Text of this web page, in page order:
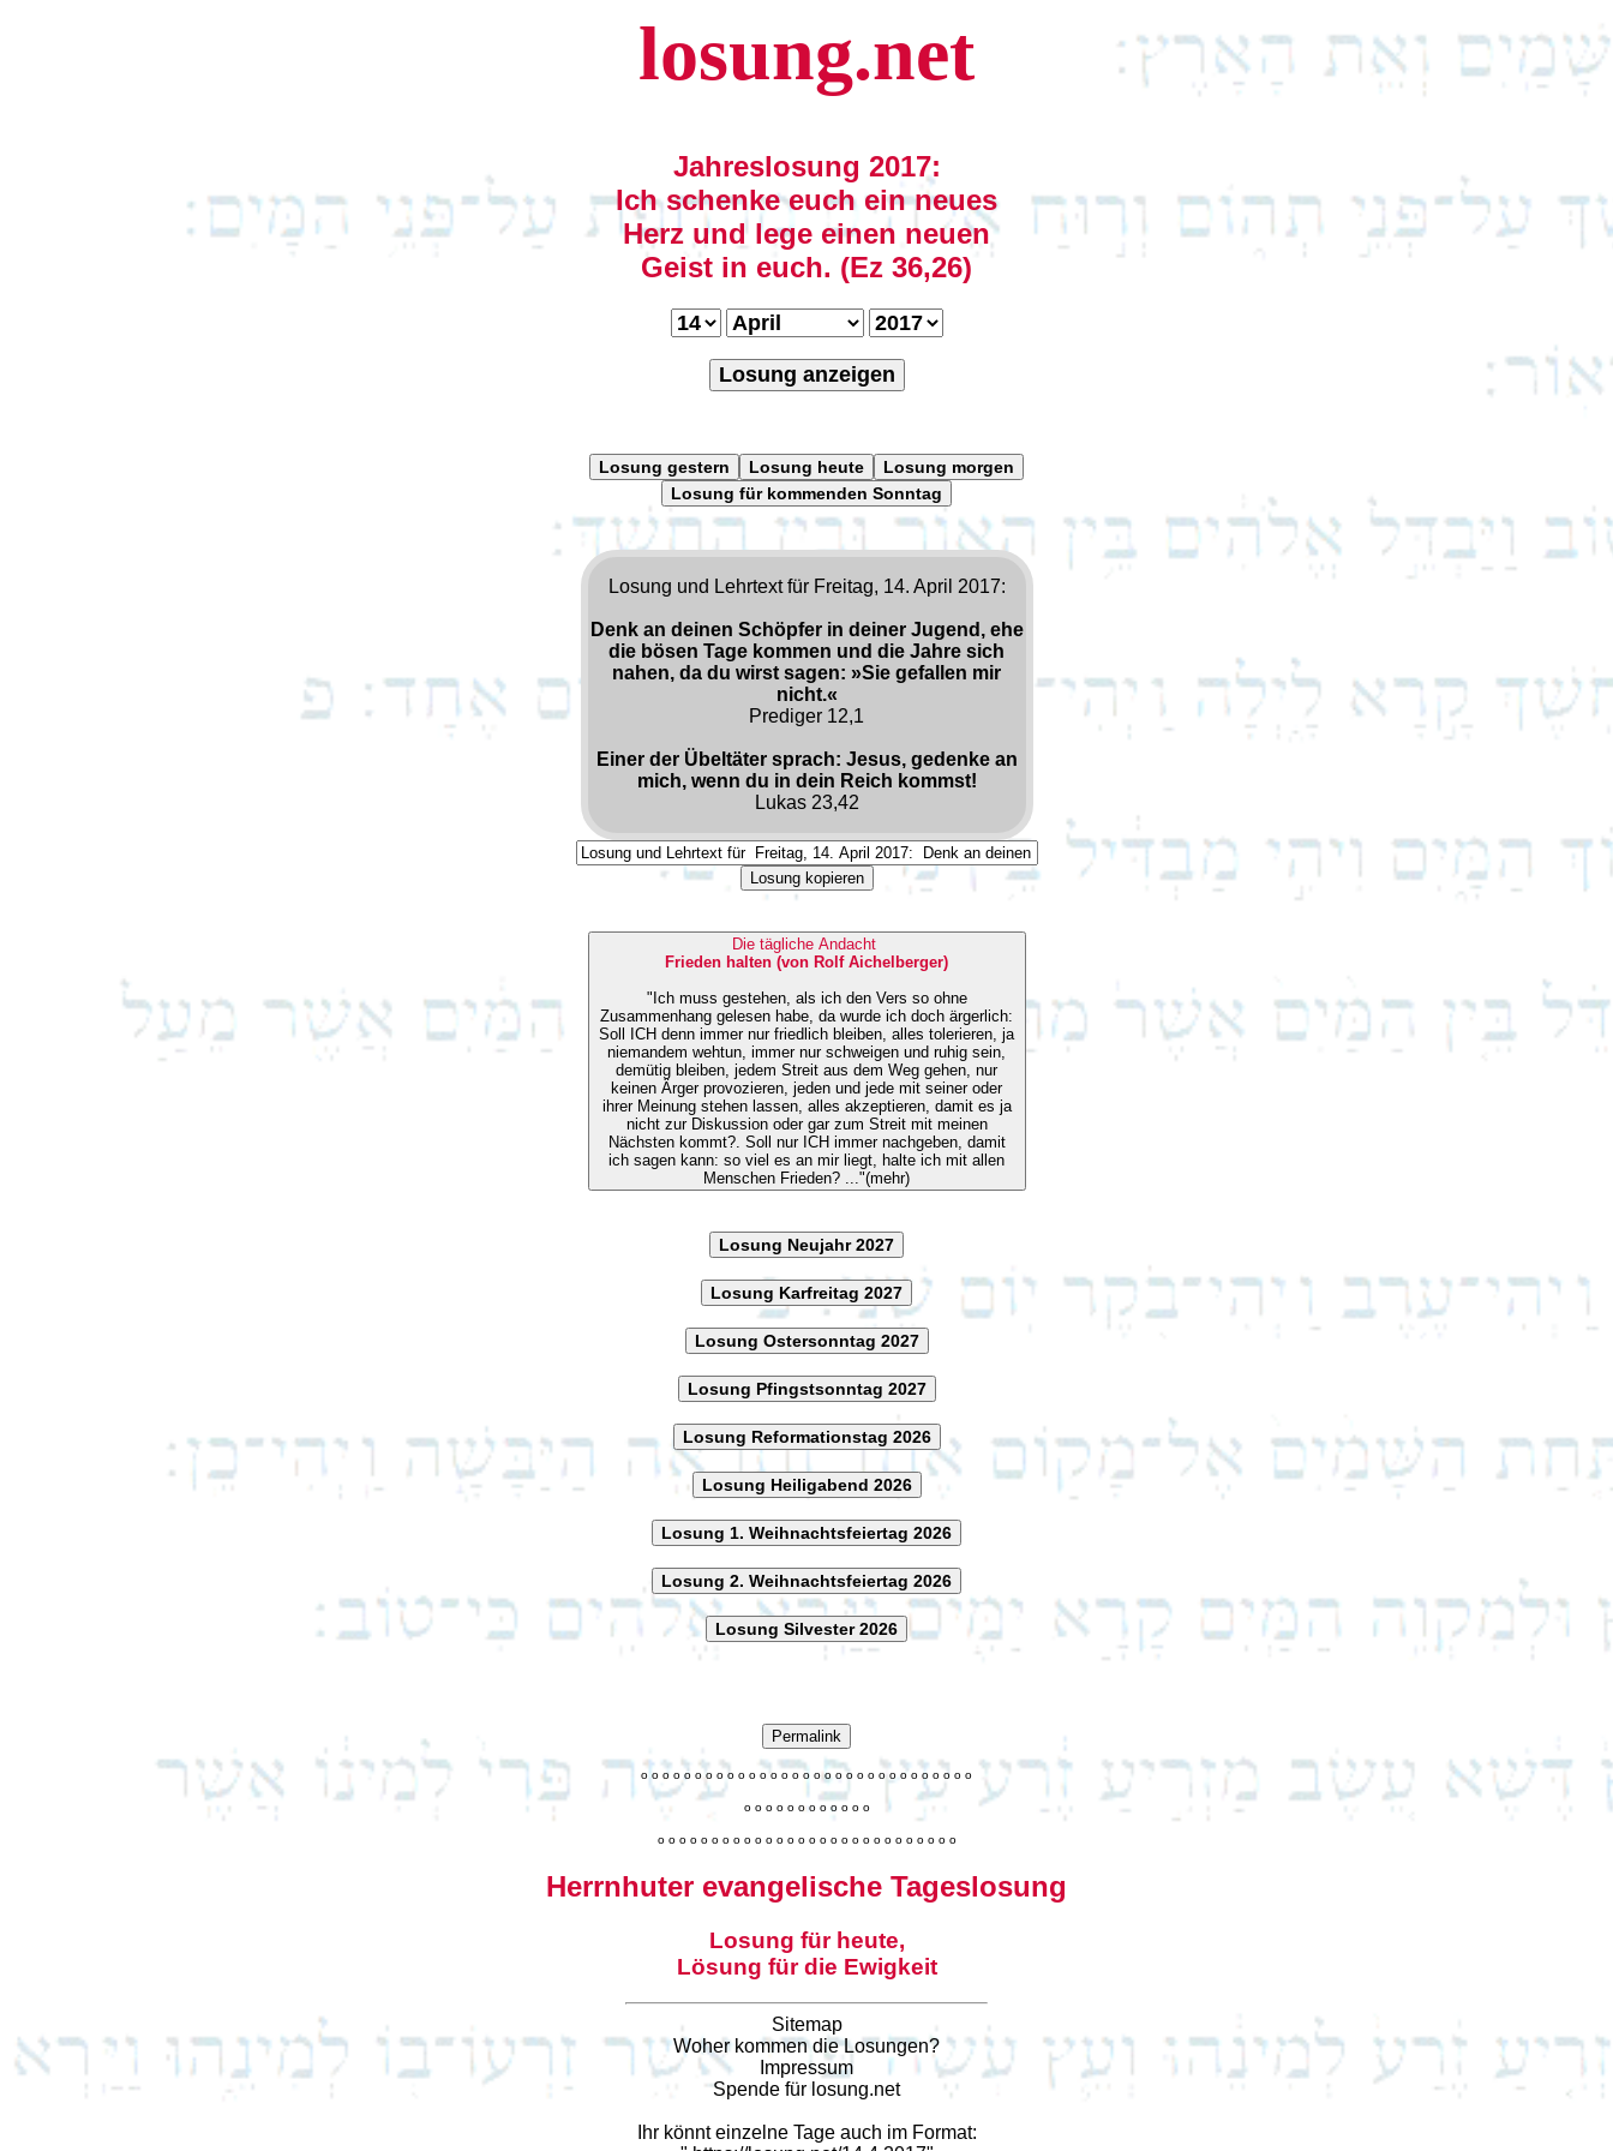
losung.net
Jahreslosung 2017:
Ich schenke euch ein neues
Herz und lege einen neuen
Geist in euch. (Ez 36,26)
Losung anzeigen
Losung gestern Losung heute
Losung morgen
Losung für kommenden Sonntag
Losung und Lehrtext für Freitag, 14. April 2017:
Denk an deinen Schöpfer in deiner Jugend, ehe
die bösen Tage kommen und die Jahre sich
nahen, da du wirst sagen: »Sie gefallen mir
nicht.«
Prediger 12,1
Einer der Übeltäter sprach: Jesus, gedenke an
mich, wenn du in dein Reich kommst!
Lukas 23,42
Losung kopieren
Die tägliche Andacht
Frieden halten (von Rolf Aichelberger)
"Ich muss gestehen, als ich den Vers so ohne
Zusammenhang gelesen habe, da wurde ich doch ärgerlich:
Soll ICH denn immer nur friedlich bleiben, alles tolerieren, ja
niemandem wehtun, immer nur schweigen und ruhig sein,
demütig bleiben, jedem Streit aus dem Weg gehen, nur
keinen Ärger provozieren, jeden und jede mit seiner oder
ihrer Meinung stehen lassen, alles akzeptieren, damit es ja
nicht zur Diskussion oder gar zum Streit mit meinen
Nächsten kommt?. Soll nur ICH immer nachgeben, damit
ich sagen kann: so viel es an mir liegt, halte ich mit allen
Menschen Frieden? ..."(mehr)
Losung Neujahr 2027
Losung Karfreitag 2027
Losung Ostersonntag 2027
Losung Pfingstsonntag 2027
Losung Reformationstag 2026
Losung Heiligabend 2026
Losung 1. Weihnachtsfeiertag 2026
Losung 2. Weihnachtsfeiertag 2026
Losung Silvester 2026
Permalink
o o o o o o o o o o o o o o o o o o o o o o o o o o o o o o o
o o o o o o o o o o o o
o o o o o o o o o o o o o o o o o o o o o o o o o o o o
Herrnhuter evangelische Tageslosung
Losung für heute,
Lösung für die Ewigkeit
Sitemap
Woher kommen die Losungen?
Impressum
Spende für losung.net
Ihr könnt einzelne Tage auch im Format: